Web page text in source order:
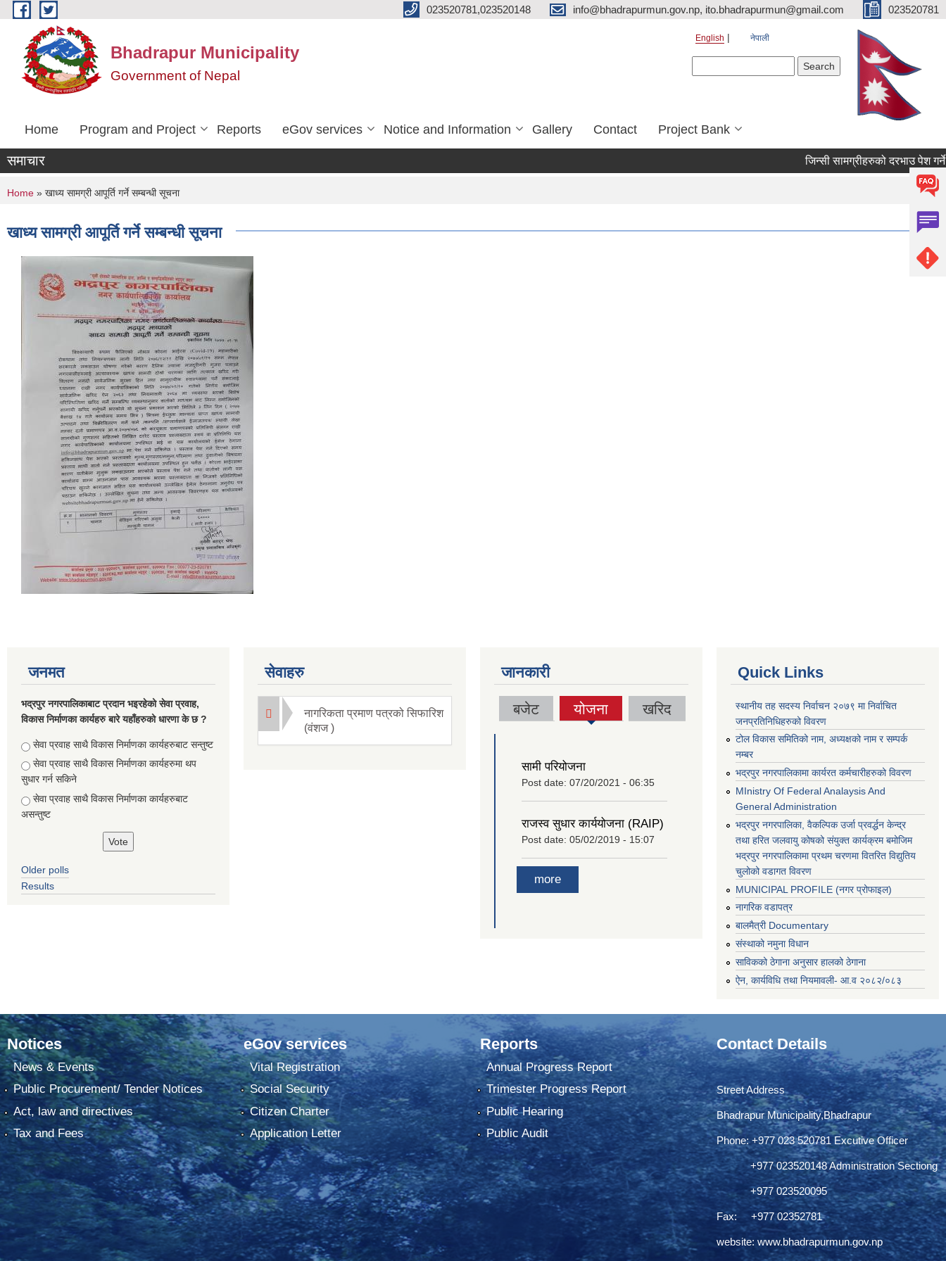
Skip to main content 023520781,023520148 info@bhadrapurmun.gov.np, ito.bhadrapurmun@gmail.com 023520781
Bhadrapur Municipality
Government of Nepal
English नेपाली
Home Program and Project Reports eGov services Notice and Information Gallery Contact Project Bank
समाचार जिन्सी सामग्रीहरुको दरभाउ पेश गर्ने
You are here
Home » खाध्य सामग्री आपूर्ति गर्ने सम्बन्धी सूचना
खाध्य सामग्री आपूर्ति गर्ने सम्बन्धी सूचना
जनमत
भद्रपुर नगरपालिकाबाट प्रदान भइरहेको सेवा प्रवाह,
विकास निर्माणका कार्यहरु बारे यहाँहरुको धारणा के छ ?
Choices
सेवा प्रवाह साथै विकास निर्माणका कार्यहरुबाट सन्तुष्ट
सेवा प्रवाह साथै विकास निर्माणका कार्यहरुमा थप
सुधार गर्न सकिने
सेवा प्रवाह साथै विकास निर्माणका कार्यहरुबाट
असन्तुष्ट
Older polls
Results
सेवाहरु
नागरिकता प्रमाण पत्रको सिफारिश
(वंशज )
जानकारी
बजेट योजना
(active
खरिद
सामी परियोजना
Post date: 07/20/2021 - 06:35
राजस्व सुधार कार्ययोजना (RAIP)
Post date: 05/02/2019 - 15:07
more
Quick Links
स्थानीय तह सदस्य निर्वाचन २०७९ मा निर्वाचित
जनप्रतिनिधिहरुको विवरण
टोल विकास समितिको नाम, अध्यक्षको नाम र सम्पर्क
नम्बर
भद्रपुर नगरपालिकामा कार्यरत कर्मचारीहरुको विवरण
MInistry Of Federal Analaysis And
General Administration
भद्रपुर नगरपालिका, वैकल्पिक उर्जा प्रवर्द्धन केन्द्र
तथा हरित जलवायु कोषको संयुक्त कार्यक्रम बमोजिम
भद्रपुर नगरपालिकामा प्रथम चरणमा वितरित विद्युतिय
चुलोको वडागत विवरण
MUNICIPAL PROFILE (नगर प्रोफाइल)
नागरिक वडापत्र
बालमैत्री Documentary
संस्थाको नमुना विधान
साविकको ठेगाना अनुसार हालको ठेगाना
ऐन, कार्यविधि तथा नियमावली- आ.व २०८२/०८३
Notices
News & Events
Public Procurement/ Tender Notices
Act, law and directives
Tax and Fees
eGov services
Vital Registration
Social Security
Citizen Charter
Application Letter
Reports
Annual Progress Report
Trimester Progress Report
Public Hearing
Public Audit
Contact Details
Street Address
Bhadrapur Municipality,Bhadrapur
Phone: ‌+977 023 520781 Excutive Officer
+977 023520148 Administration Sectiong
+977 023520095
Fax: +977 02352781
website: www.bhadrapurmun.gov.np